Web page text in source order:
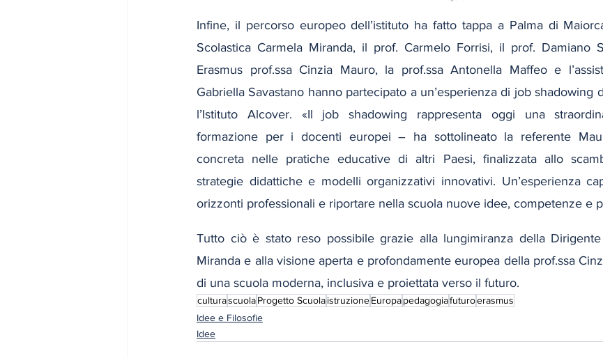
Infine, il percorso europeo dell’istituto ha fatto tappa a Palma di
Scolastica Carmela Miranda, il prof. Carmelo Forrisi, il prof. Damiano
Erasmus prof.ssa Cinzia Mauro, la prof.ssa Antonella Maffeo e
Gabriella Savastano hanno partecipato a un’esperienza di job shadowing
l’Istituto Alcover. «Il job shadowing rappresenta oggi una
formazione per i docenti europei – ha sottolineato la referente
concreta nelle pratiche educative di altri Paesi, finalizzata allo
strategie didattiche e modelli organizzativi innovativi. Un’esperienza
orizzonti professionali e riportare nella scuola nuove idee, competenze e
Tutto ciò è stato reso possibile grazie alla lungimiranza della Dirigente
Miranda e alla visione aperta e profondamente europea della prof.ssa
di una scuola moderna, inclusiva e proiettata verso il futuro.
culturascuolaProgetto ScuolaistruzioneEuropapedagogiafuturoerasmus
Idee e Filosofie
Idee